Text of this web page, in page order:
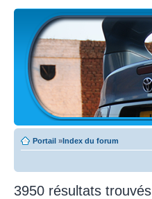
Portail »Index du forum
3950 résultats trouvés